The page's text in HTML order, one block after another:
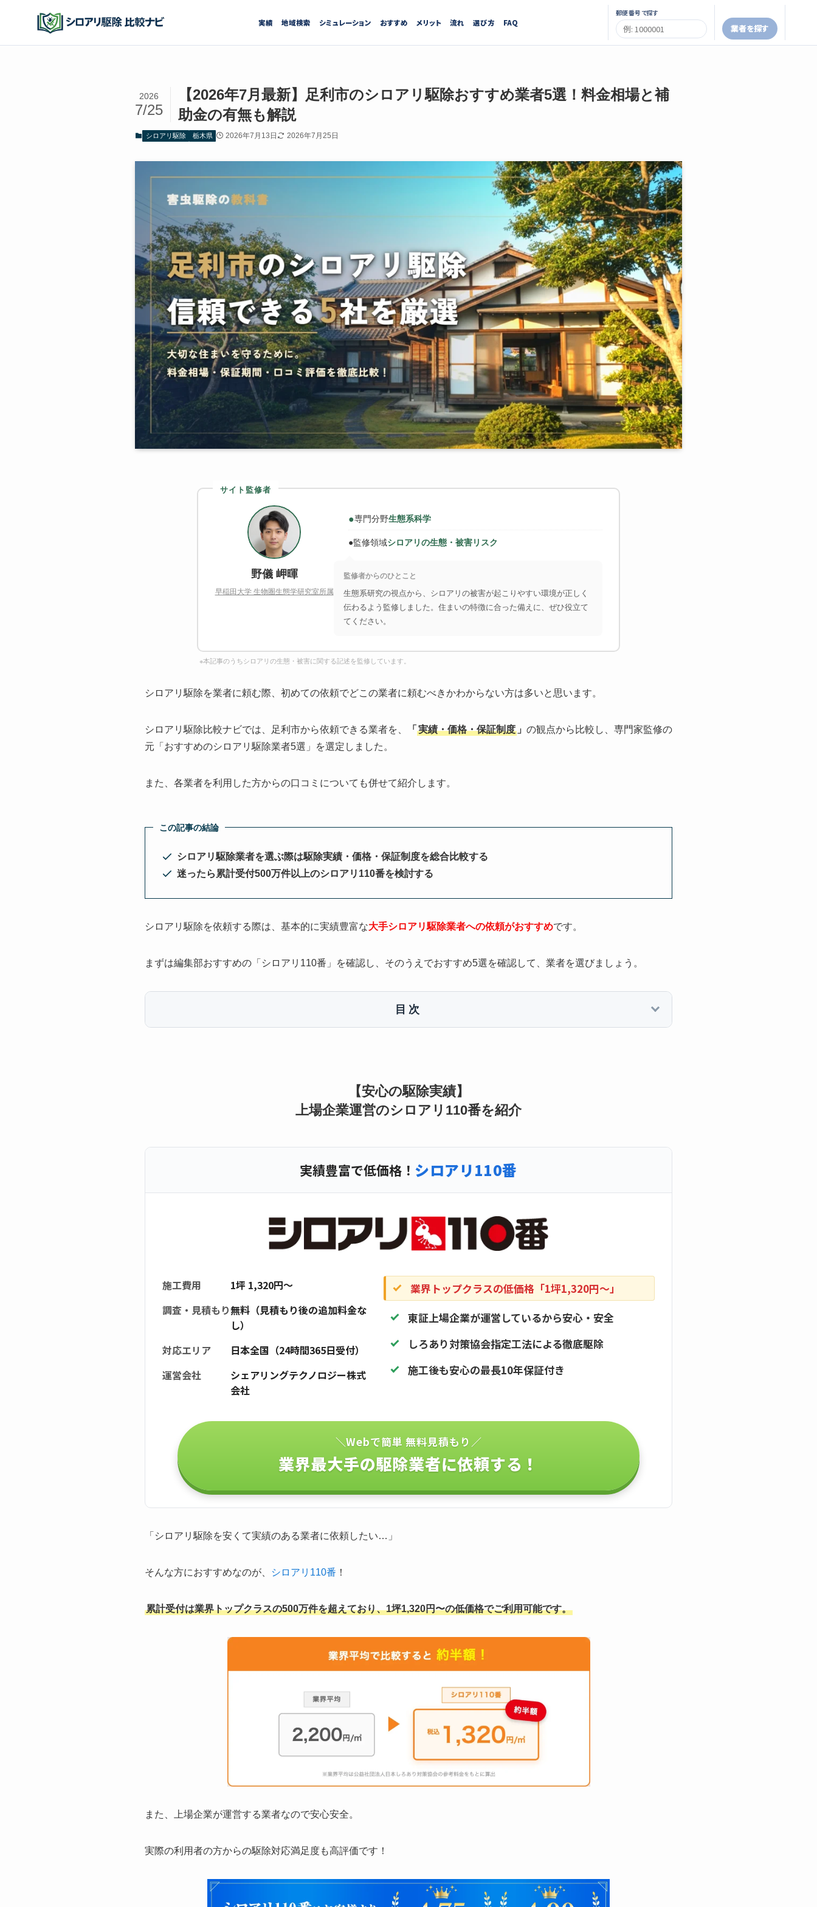
実績 地域検索 シミュレーション おすすめ メリット 流れ 選び方 FAQ
郵便番号で探す
業者を探す
【2026年7月最新】足利市のシロアリ駆除おすすめ業者5選！料金相場と補
助金の有無も解説
2026
7/25
シロアリ駆除 栃木県 2026年7月13日 2026年7月25日
サイト監修者
野儀 岬暉
早稲田大学 生物圏生態学研究室所属
●専門分野生態系科学
●監修領域シロアリの生態・被害リスク
監修者からのひとこと
生態系研究の視点から、シロアリの被害が起こりやすい環境が正しく
伝わるよう監修しました。住まいの特徴に合った備えに、ぜひ役立て
てください。
※本記事のうちシロアリの生態・被害に関する記述を監修しています。
シロアリ駆除を業者に頼む際、初めての依頼でどこの業者に頼むべきかわからない方は多いと思います。
シロアリ駆除比較ナビでは、足利市から依頼できる業者を、 「 実績・価格・保証制度 」 の観点から比較し、専門家監修の
元「おすすめのシロアリ駆除業者5選」を選定しました。
また、各業者を利用した方からの口コミについても併せて紹介します。
この記事の結論
シロアリ駆除業者を選ぶ際は駆除実績・価格・保証制度を総合比較する
迷ったら累計受付500万件以上のシロアリ110番を検討する
シロアリ駆除を依頼する際は、基本的に実績豊富な大手シロアリ駆除業者への依頼がおすすめです。
まずは編集部おすすめの「シロアリ110番」を確認し、そのうえでおすすめ5選を確認して、業者を選びましょう。
目次
【安心の駆除実績】
上場企業運営のシロアリ110番を紹介
実績豊富で低価格！ シロアリ110番
施工費用
1坪 1,320円〜
調査・見積もり無料（見積もり後の追加料金な
し）
対応エリア
日本全国（24時間365日受付）
運営会社
シェアリングテクノロジー株式
会社
業界トップクラスの低価格「1坪1,320円〜」
東証上場企業が運営しているから安心・安全
しろあり対策協会指定工法による徹底駆除
施工後も安心の最長10年保証付き
＼Webで簡単 無料見積もり／
業界最大手の駆除業者に依頼する！
「シロアリ駆除を安くて実績のある業者に依頼したい…」
そんな方におすすめなのが、 シロアリ110番 ！
累計受付は業界トップクラスの500万件を超えており、1坪1,320円〜の低価格でご利用可能です。
また、上場企業が運営する業者なので安心安全。
実際の利用者の方からの駆除対応満足度も高評価です！